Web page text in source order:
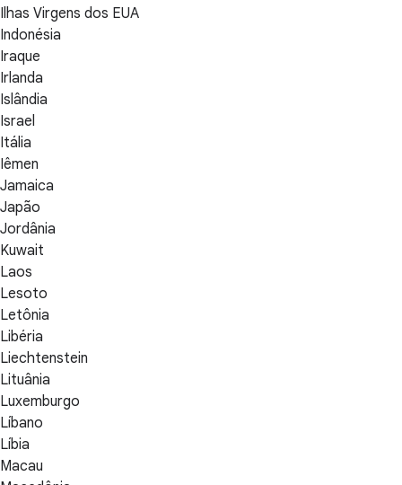
Ilhas Virgens dos EUA
Indonésia
Iraque
Irlanda
Islândia
Israel
Itália
Iêmen
Jamaica
Japão
Jordânia
Kuwait
Laos
Lesoto
Letônia
Libéria
Liechtenstein
Lituânia
Luxemburgo
Líbano
Líbia
Macau